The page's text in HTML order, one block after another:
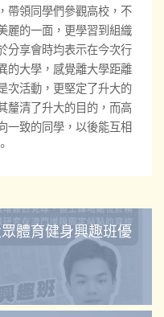
帶領同學們參觀高校，不
麗的一面，更學習到組織
分享會時均表示在今次行
的大學，感覺離大學距離
次活動，更堅定了升大的
釐清了升大的目的，而高
一致的同學，以後能互相
體育健身興趣班優